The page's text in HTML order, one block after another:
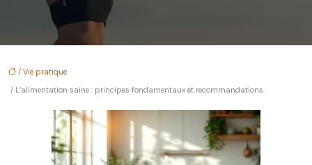
/ Vie pratique
/ L’alimentation saine : principes fondamentaux et recommandations